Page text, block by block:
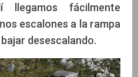
llegamos fácilmente
escalones a la rampa
desescalando.